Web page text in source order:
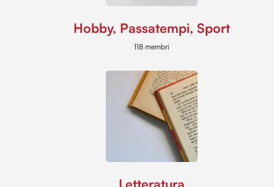
Hobby, Passatempi, Sport
118 membri